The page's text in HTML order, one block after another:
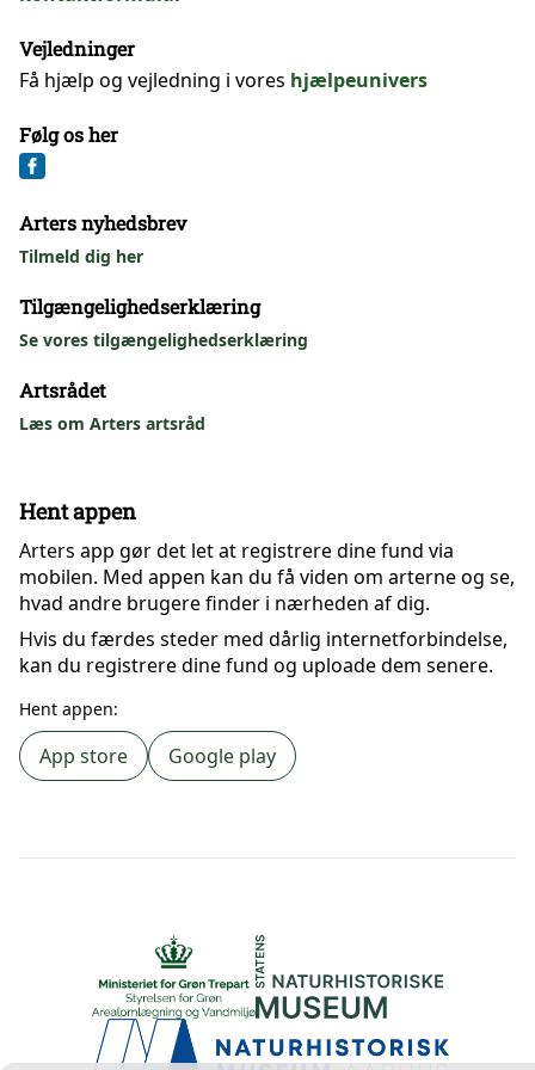
Vejledninger
Få hjælp og vejledning i vores hjælpeunivers
Følg os her
Arters nyhedsbrev
Tilmeld dig her
Tilgængelighedserklæring
Se vores tilgængelighedserklæring
Artsrådet
Læs om Arters artsråd
Hent appen
Arters app gør det let at registrere dine fund via
mobilen. Med appen kan du få viden om arterne og se,
hvad andre brugere finder i nærheden af dig.
Hvis du færdes steder med dårlig internetforbindelse,
kan du registrere dine fund og uploade dem senere.
Hent appen:
App store Google play